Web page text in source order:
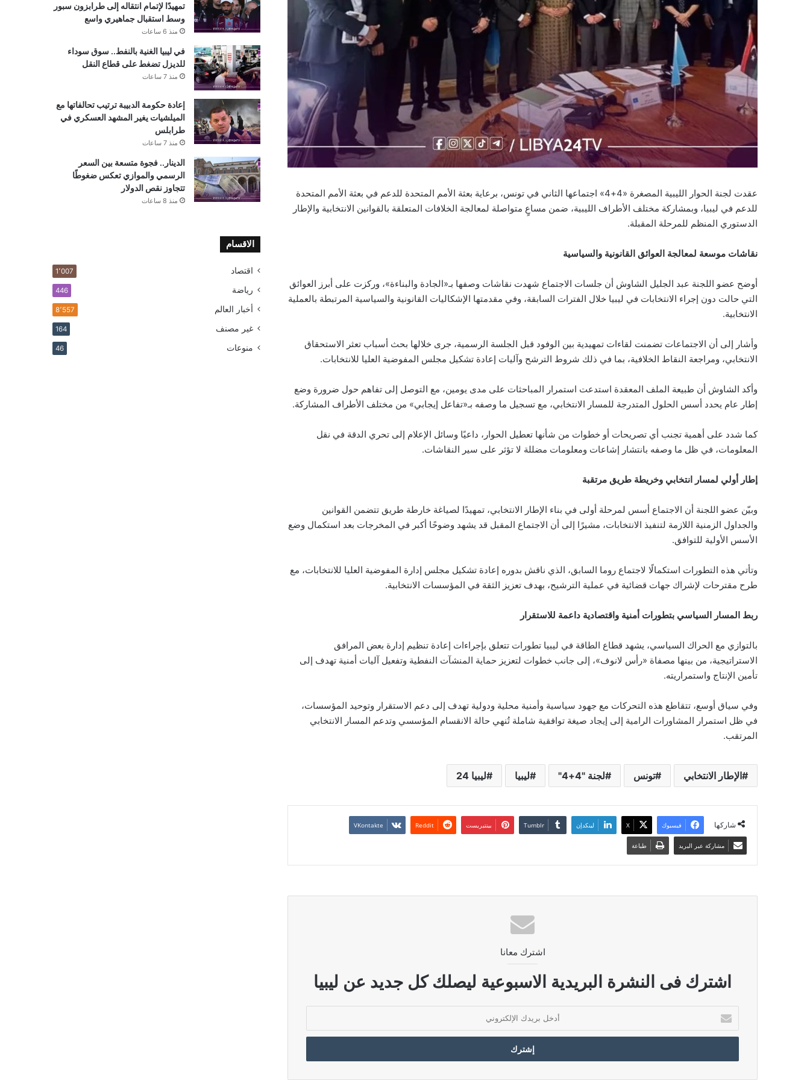
عقدت لجنة الحوار الليبية المصغرة «4+4» اجتماعها الثاني في تونس، برعاية بعثة الأمم المتحدة للدعم في بعثة الأمم المتحدة
للدعم في ليبيا، وبمشاركة مختلف الأطراف الليبية، ضمن مساعٍ متواصلة لمعالجة الخلافات المتعلقة بالقوانين الانتخابية والإطار
الدستوري المنظم للمرحلة المقبلة.
نقاشات موسعة لمعالجة العوائق القانونية والسياسية
أوضح عضو اللجنة عبد الجليل الشاوش أن جلسات الاجتماع شهدت نقاشات وصفها بـ«الجادة والبناءة»، وركزت على أبرز العوائق
التي حالت دون إجراء الانتخابات في ليبيا خلال الفترات السابقة، وفي مقدمتها الإشكاليات القانونية والسياسية المرتبطة بالعملية
الانتخابية.
وأشار إلى أن الاجتماعات تضمنت لقاءات تمهيدية بين الوفود قبل الجلسة الرسمية، جرى خلالها بحث أسباب تعثر الاستحقاق
الانتخابي، ومراجعة النقاط الخلافية، بما في ذلك شروط الترشح وآليات إعادة تشكيل مجلس المفوضية العليا للانتخابات.
وأكد الشاوش أن طبيعة الملف المعقدة استدعت استمرار المباحثات على مدى يومين، مع التوصل إلى تفاهم حول ضرورة وضع
إطار عام يحدد أسس الحلول المتدرجة للمسار الانتخابي، مع تسجيل ما وصفه بـ«تفاعل إيجابي» من مختلف الأطراف المشاركة.
كما شدد على أهمية تجنب أي تصريحات أو خطوات من شأنها تعطيل الحوار، داعيًا وسائل الإعلام إلى تحري الدقة في نقل
المعلومات، في ظل ما وصفه بانتشار إشاعات ومعلومات مضللة لا تؤثر على سير النقاشات.
إطار أولي لمسار انتخابي وخريطة طريق مرتقبة
وبيّن عضو اللجنة أن الاجتماع أسس لمرحلة أولى في بناء الإطار الانتخابي، تمهيدًا لصياغة خارطة طريق تتضمن القوانين
والجداول الزمنية اللازمة لتنفيذ الانتخابات، مشيرًا إلى أن الاجتماع المقبل قد يشهد وضوحًا أكبر في المخرجات بعد استكمال وضع
الأسس الأولية للتوافق.
وتأتي هذه التطورات استكمالًا لاجتماع روما السابق، الذي ناقش بدوره إعادة تشكيل مجلس إدارة المفوضية العليا للانتخابات، مع
طرح مقترحات لإشراك جهات قضائية في عملية الترشيح، بهدف تعزيز الثقة في المؤسسات الانتخابية.
ربط المسار السياسي بتطورات أمنية واقتصادية داعمة للاستقرار
بالتوازي مع الحراك السياسي، يشهد قطاع الطاقة في ليبيا تطورات تتعلق بإجراءات إعادة تنظيم إدارة بعض المرافق
الاستراتيجية، من بينها مصفاة «رأس لانوف»، إلى جانب خطوات لتعزيز حماية المنشآت النفطية وتفعيل آليات أمنية تهدف إلى
تأمين الإنتاج واستمراريته.
وفي سياق أوسع، تتقاطع هذه التحركات مع جهود سياسية وأمنية محلية ودولية تهدف إلى دعم الاستقرار وتوحيد المؤسسات،
في ظل استمرار المشاورات الرامية إلى إيجاد صيغة توافقية شاملة تُنهي حالة الانقسام المؤسسي وتدعم المسار الانتخابي
المرتقب.
الإطار الانتخابي تونس لجنة "4+4" ليبيا ليبيا 24
شاركها فيسبوك ‫X لينكدإن بينتيريست
مشاركة عبر البريد طباعة
اشترك معانا
اشترك فى النشرة البريدية الاسبوعية ليصلك كل جديد عن ليبيا
بريدك
الإلكتروني
تمهيدًا لإتمام انتقاله إلى طرابزون سبور
وسط استقبال جماهيري واسع
منذ 6 ساعات
في ليبيا الغنية بالنفط.. سوق سوداء
للديزل تضغط على قطاع النقل
منذ 7 ساعات
إعادة حكومة الدبيبة ترتيب تحالفاتها مع
الميلشيات يغير المشهد العسكري في
طرابلس
منذ 7 ساعات
الدينار.. فجوة متسعة بين السعر
الرسمي والموازي تعكس ضغوطًا
تتجاوز نقص الدولار
منذ 8 ساعات
الاقسام
اقتصاد 1٬007
رياضة 446
أخبار العالم 8٬557
غير مصنف 164
منوعات 46